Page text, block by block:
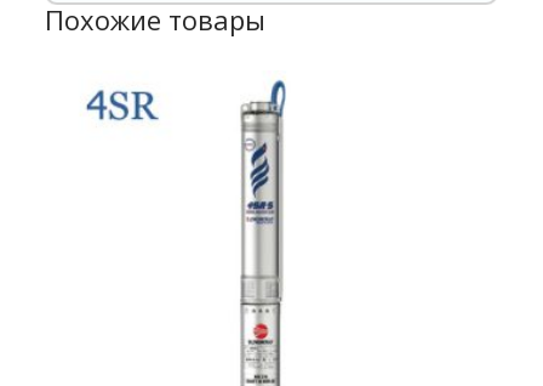
Похожие товары